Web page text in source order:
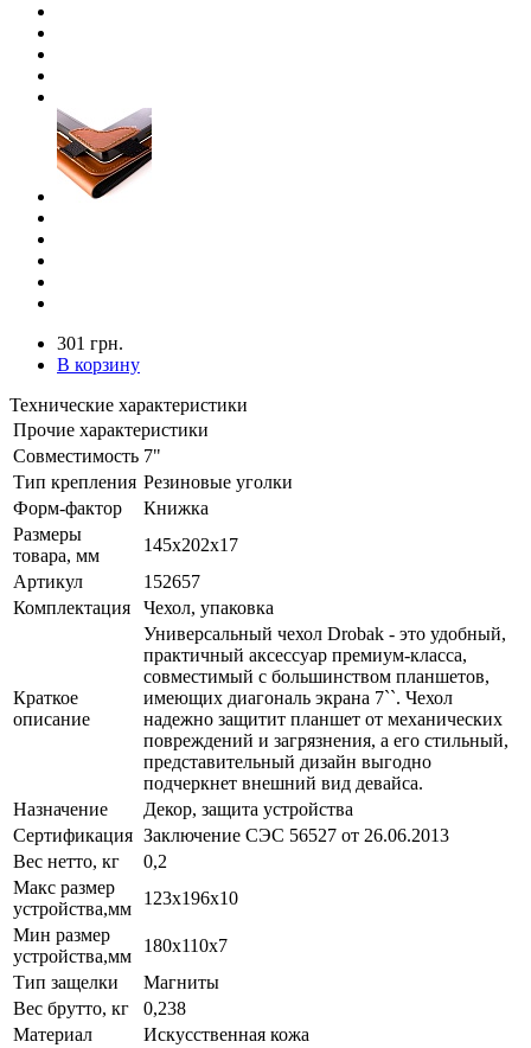
301 грн.
В корзину
Технические характеристики
Прочие характеристики
Совместимость 7"
Тип крепления Резиновые уголки
Форм-фактор
Книжка
Размеры
товара, мм
145х202x17
Артикул
152657
Комплектация
Чехол, упаковка
Краткое
описание
Универсальный чехол Drobak - это удобный,
практичный аксессуар премиум-класса,
совместимый с большинством планшетов,
имеющих диагональ экрана 7``. Чехол
надежно защитит планшет от механических
повреждений и загрязнения, а его стильный,
представительный дизайн выгодно
подчеркнет внешний вид девайса.
Назначение
Декор, защита устройства
Сертификация Заключение СЭС 56527 от 26.06.2013
Вес нетто, кг
0,2
Макс размер
устройства,мм
123х196х10
Мин размер
устройства,мм
180x110x7
Тип защелки
Магниты
Вес брутто, кг
0,238
Материал
Искусственная кожа